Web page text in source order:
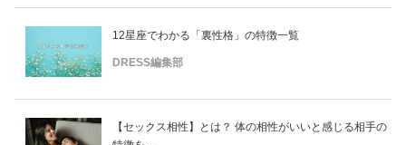
12星座でわかる「裏性格」の特徴一覧
DRESS編集部
【セックス相性】とは？ 体の相性がいいと感じる相手の